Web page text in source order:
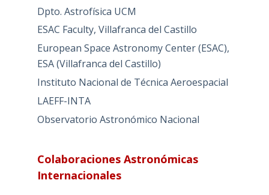
Dpto. Astrofísica UCM
ESAC Faculty, Villafranca del Castillo
European Space Astronomy Center (ESAC),
ESA (Villafranca del Castillo)
Instituto Nacional de Técnica Aeroespacial
LAEFF-INTA
Observatorio Astronómico Nacional
Colaboraciones Astronómicas
Internacionales